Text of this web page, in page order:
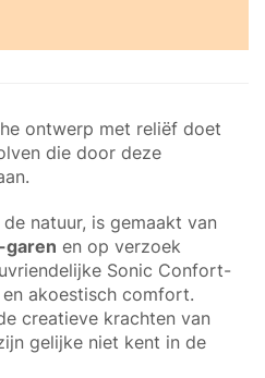
ontwerp met reliëf doet
die door deze
natuur, is gemaakt van
garen en op verzoek
Sonic Confort-
akoestisch comfort.
creatieve krachten van
gelijke niet kent in de